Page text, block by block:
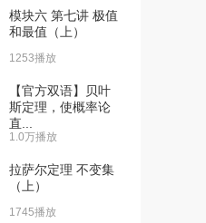
与极限
与极限
07:29
与极限
07:31
模块六 第七讲 极值
和最值（上）
1253播放
【官方双语】贝叶
斯定理，使概率论
直...
1.0万播放
拉萨尔定理 不变集
（上）
1745播放